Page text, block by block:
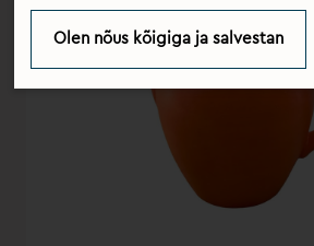
Olen nõus kõigiga ja salvestan